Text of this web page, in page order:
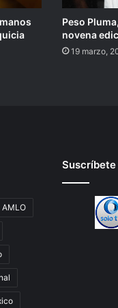
Peso
novena
19 marzo,
AMLO